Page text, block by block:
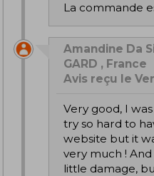
La commande
Amandine Da
GARD , France
Avis reçu le
Very good, I was scared at first because I
try so hard to
website but it
very much !
little damage,